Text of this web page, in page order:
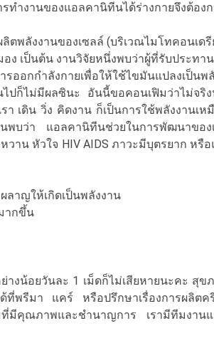
ำงานของแอลคานิทีนได้ร่างกายจึงต้อง
งานของเซลล์ (บริเวณไมโทคอนเดรี
ง เป็นต้น งานวิจัยหนึ่งพบว่าผู้ที่รับประท
อกกำลังกายเพื่อให้ใช้ไขมันแปลงเป็นพ
ปก็ไม่มีผลซินะ อันนี้ขอคอนเฟิมว่าไม่จริ
เดิน วิ่ง คิดงาน ก็เป็นการใช้พลังงานเ
พบว่า แอลคานิทีนช่วยในการพัฒนาขอ
าน หัวใจ HIV AIDS ภาวะมีบุตรยาก หรื
ลาญให้เกิดเป็นพลังงาน
ากขึ้น
น้อยวันละ 1 เม็ดก็ไม่เสียหายนะคะ สุข
พรีมา แคร์ หรือปรึกษาเรื่องการผลิตค
มที่มีคุณภาพและชำนาญการ เรามีทีมงา